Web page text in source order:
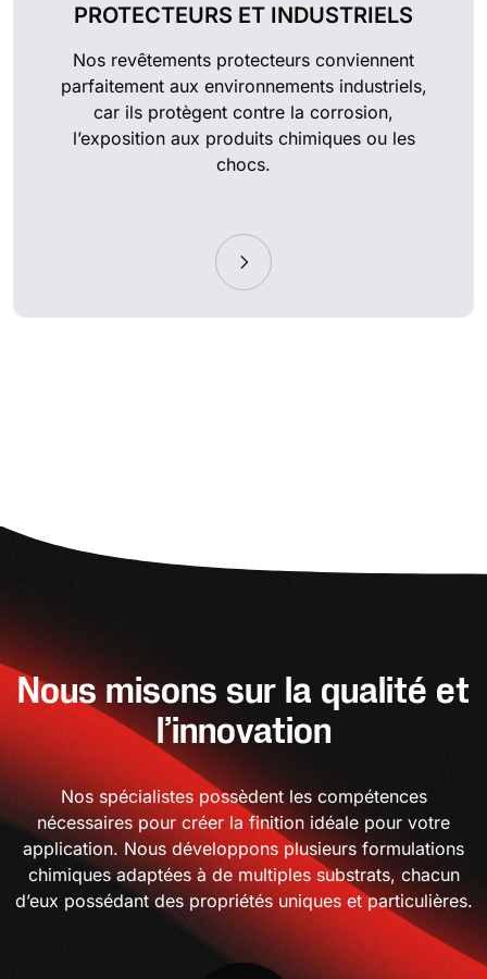
PROTECTEURS ET INDUSTRIELS
Nos revêtements protecteurs conviennent
parfaitement aux environnements industriels,
car ils protègent contre la corrosion,
l’exposition aux produits chimiques ou les
chocs.
Nous misons sur la qualité et
l’innovation
Nos spécialistes possèdent les compétences
nécessaires pour créer la finition idéale pour votre
application. Nous développons plusieurs formulations
chimiques adaptées à de multiples substrats, chacun
d’eux possédant des propriétés uniques et particulières.